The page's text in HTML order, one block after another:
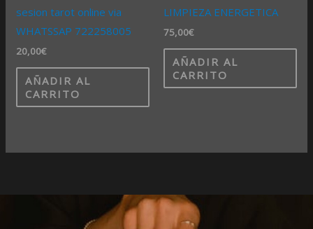
sesion tarot online via
WHATSSAP 722258005
20,00€
AÑADIR AL
CARRITO
LIMPIEZA ENERGETICA
75,00€
AÑADIR AL
CARRITO